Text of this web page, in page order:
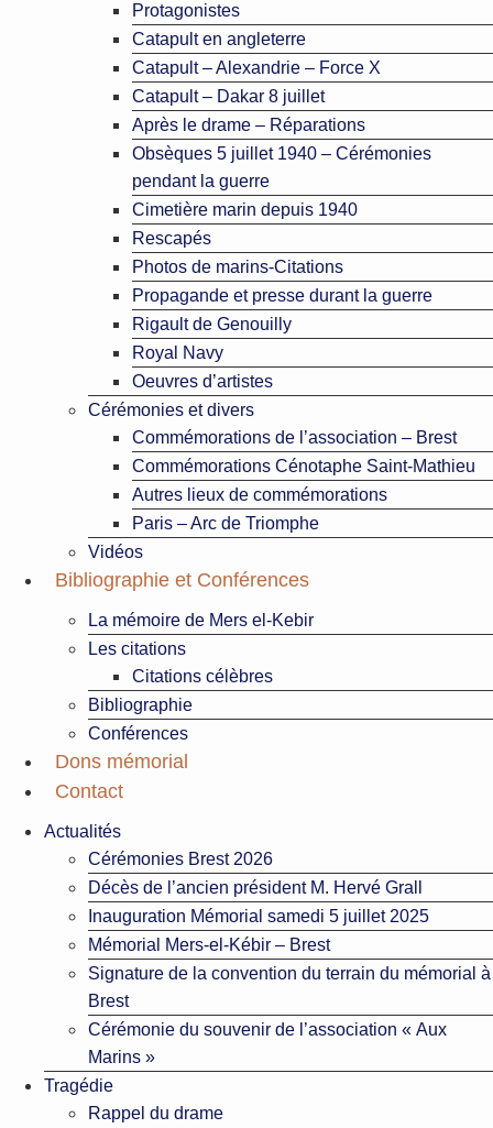
Protagonistes
Catapult en angleterre
Catapult – Alexandrie – Force X
Catapult – Dakar 8 juillet
Après le drame – Réparations
Obsèques 5 juillet 1940 – Cérémonies
pendant la guerre
Cimetière marin depuis 1940
Rescapés
Photos de marins-Citations
Propagande et presse durant la guerre
Rigault de Genouilly
Royal Navy
Oeuvres d’artistes
Cérémonies et divers
Commémorations de l’association – Brest
Commémorations Cénotaphe Saint-Mathieu
Autres lieux de commémorations
Paris – Arc de Triomphe
Vidéos
Bibliographie et Conférences
La mémoire de Mers el-Kebir
Les citations
Citations célèbres
Bibliographie
Conférences
Dons mémorial
Contact
Actualités
Cérémonies Brest 2026
Décès de l’ancien président M. Hervé Grall
Inauguration Mémorial samedi 5 juillet 2025
Mémorial Mers-el-Kébir – Brest
Signature de la convention du terrain du mémorial à
Brest
Cérémonie du souvenir de l’association « Aux
Marins »
Tragédie
Rappel du drame